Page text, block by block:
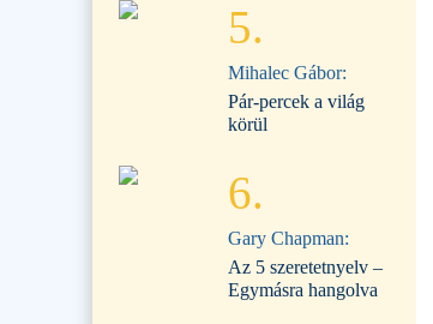
5.
Mihalec Gábor:
Pár-percek a világ
körül
6.
Gary Chapman:
Az 5 szeretetnyelv –
Egymásra hangolva